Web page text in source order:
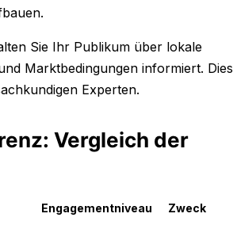
Sie Ihr Publikum über lokale
Marktbedingungen informiert. Dies
Experten.
Vergleich der
Engagementniveau Zweck